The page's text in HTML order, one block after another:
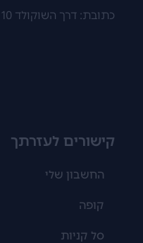
כתובת: דרך השוקולד 10 צפת
קישורים לעזרתך
החשבון שלי
קופה
סל קניות